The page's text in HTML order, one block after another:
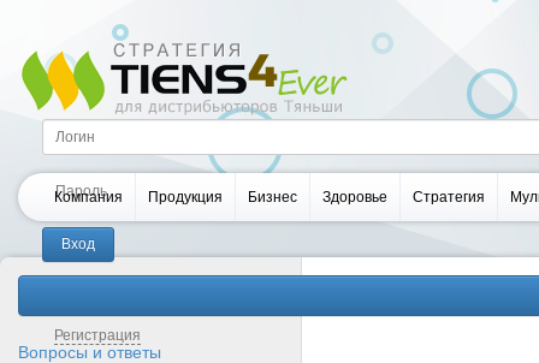
Регистрация
Компания Продукция Бизнес Здоровье Стратегия
Вопросы и ответы